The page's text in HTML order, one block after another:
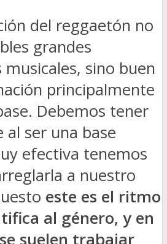
del reggaetón no
grandes
sino buen
principalmente
Debemos tener
al ser una base
efectiva tenemos
a nuestro
este es el ritmo
al género, y en
suelen trabajar